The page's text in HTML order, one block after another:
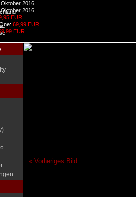
Oktober 2016
Oktober 2016
EUR
69,99 EUR
EUR
« Vorheriges Bild